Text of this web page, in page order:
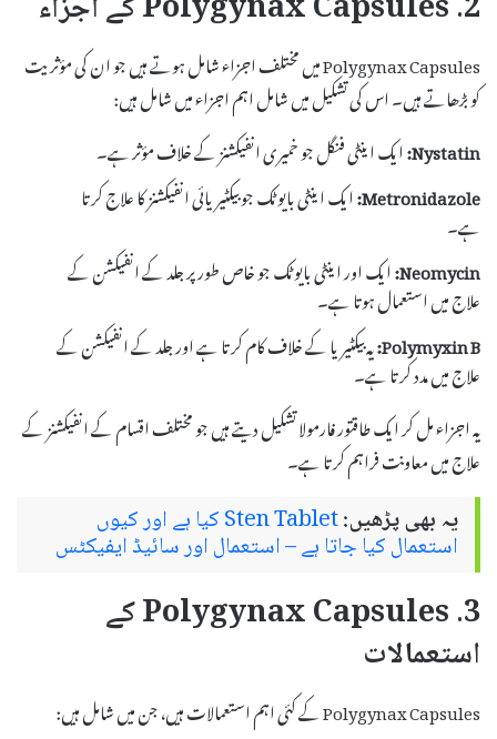
Polygynax Capsules میں مختلف اجزاء شامل ہوتے ہیں جو ان کی مؤثریت
کو بڑھاتے ہیں۔ اس کی تشکیل میں شامل اہم اجزاء میں شامل ہیں:
Nystatin: ایک اینٹی فنگل جو خمیری انفیکشنز کے خلاف مؤثر ہے۔
Metronidazole: ایک اینٹی بایوٹک جو بیکٹیریائی انفیکشنز کا علاج کرتا
ہے۔
Neomycin: ایک اور اینٹی بایوٹک جو خاص طور پر جلد کے انفیکشن کے
علاج میں استعمال ہوتا ہے۔
Polymyxin B:یہ بیکٹیریا کے خلاف کام کرتا ہے اور جلد کے انفیکشن کے
علاج میں مدد کرتا ہے۔
یہ اجزاء مل کر ایک طاقتور فارمولا تشکیل دیتے ہیں جو مختلف اقسام کے انفیکشنز کے
علاج میں معاونت فراہم کرتا ہے۔
یہ بھی پڑھیں: Sten Tablet کیا ہے اور کیوں
استعمال کیا جاتا ہے – استعمال اور سائیڈ ایفیکٹس
3. Polygynax Capsules کے
استعمالات
Polygynax Capsules کے کئی اہم استعمالات ہیں، جن میں شامل ہیں: